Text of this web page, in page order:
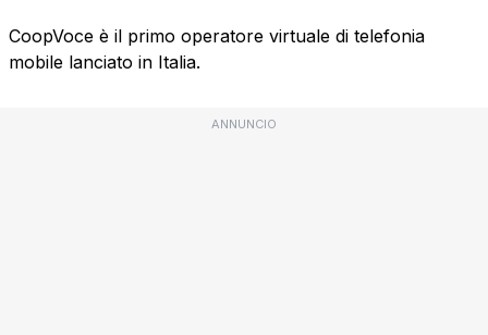
CoopVoce è il primo operatore virtuale di telefonia
mobile lanciato in Italia.
ANNUNCIO